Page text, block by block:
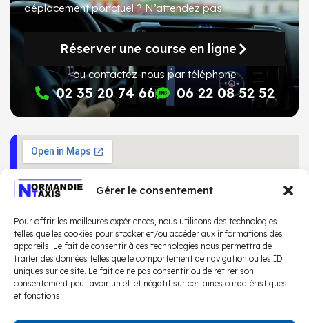
Gérer le consentement
Pour offrir les meilleures expériences, nous utilisons des technologies
telles que les cookies pour stocker et/ou accéder aux informations des
appareils. Le fait de consentir à ces technologies nous permettra de
traiter des données telles que le comportement de navigation ou les ID
uniques sur ce site. Le fait de ne pas consentir ou de retirer son
consentement peut avoir un effet négatif sur certaines caractéristiques
et fonctions.
déplacement ponctuel ?N’attendez pas.
Réserver une course en ligne
ou contactez-nous par téléphone
02 35 20 74 66 06 22 08 52 52